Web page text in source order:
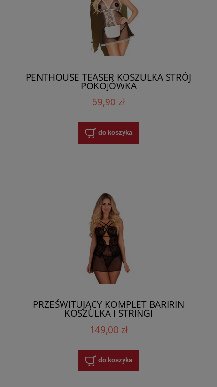
PENTHOUSE TEASER KOSZULKA STRÓJ
POKOJÓWKA
69,90 zł
do koszyka
PRZEŚWITUJĄCY KOMPLET BARIRIN
KOSZULKA I STRINGI
149,00 zł
do koszyka